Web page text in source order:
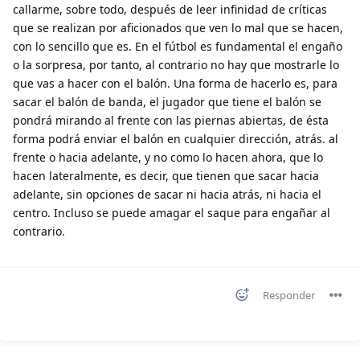
callarme, sobre todo, después de leer infinidad de críticas
que se realizan por aficionados que ven lo mal que se hacen,
con lo sencillo que es. En el fútbol es fundamental el engaño
o la sorpresa, por tanto, al contrario no hay que mostrarle lo
que vas a hacer con el balón. Una forma de hacerlo es, para
sacar el balón de banda, el jugador que tiene el balón se
pondrá mirando al frente con las piernas abiertas, de ésta
forma podrá enviar el balón en cualquier dirección, atrás. al
frente o hacia adelante, y no como lo hacen ahora, que lo
hacen lateralmente, es decir, que tienen que sacar hacia
adelante, sin opciones de sacar ni hacia atrás, ni hacia el
centro. Incluso se puede amagar el saque para engañar al
contrario.
Responder